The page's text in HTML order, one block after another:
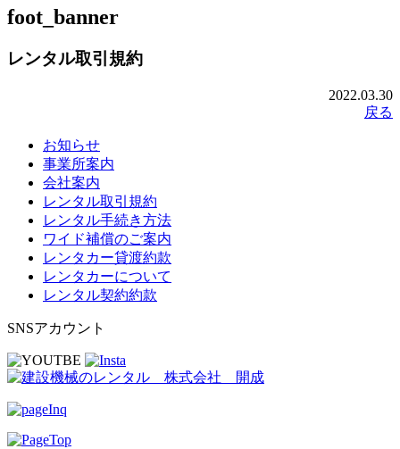
foot_banner
レンタル取引規約
2022.03.30
戻る
お知らせ
事業所案内
会社案内
レンタル取引規約
レンタル手続き方法
ワイド補償のご案内
レンタカー貸渡約款
レンタカーについて
レンタル契約約款
SNSアカウント